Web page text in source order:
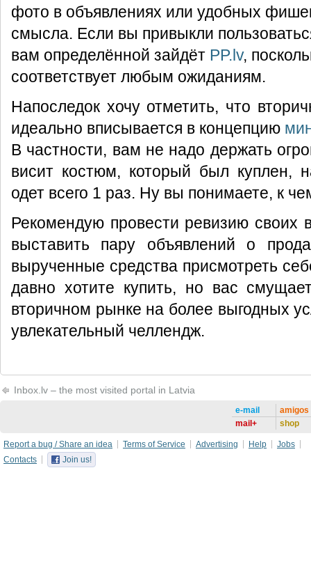
фото в объявлениях или удобных
смысла. Если вы привыкли
вам определённой зайдёт PP.lv,
соответствует любым ожиданиям.
Напоследок хочу отметить, что
идеально вписывается в концепцию
В частности, вам не надо держать
висит костюм, который был куплен,
одет всего 1 раз. Ну вы понимаете, к
Рекомендую провести ревизию своих
выставить пару объявлений о
вырученные средства присмотреть
давно хотите купить, но вас
вторичном рынке на более выгодных
увлекательный челлендж.
Inbox.lv – the most visited portal in Latvia
e-mail
mail+
amigos
shop
Report a bug / Share an idea Terms of Service Advertising Help
Jobs
Contacts
Join us!